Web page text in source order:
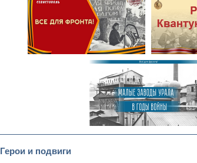
Герои и подвиги